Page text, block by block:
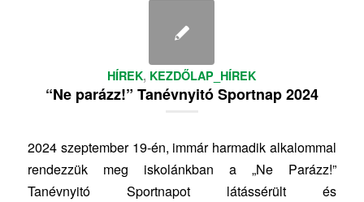
HÍREK, KEZDŐLAP_HÍREK
“Ne parázz!” Tanévnyitó Sportnap 2024
2024 szeptember 19-én, immár harmadik alkalommal
rendezzük meg iskolánkban a „Ne Parázz!”
Tanévnyitó Sportnapot látássérült és